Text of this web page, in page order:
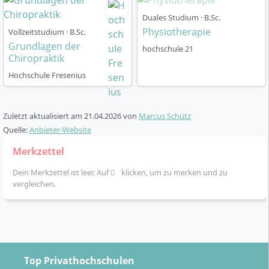
medizinische Terminologie. Den Abschluss bildet die
Bachelorarbeit, in der du ein wissenschaftliches
Thema bearbeitest und öffentlich verteidigst.
Das Studium dauert acht Semester und ist mit 240
organisiert, ist jedoch so gestaltet, dass Berufstätige
durch zusätzliche Wochenendveranstaltungen
teilnehmen können. Der Unterricht findet in Präsenz
Präsenzveranstaltungen vermittelt, sodass du flexibel
Vollzeitstudium · B.Sc.
Grundlagen der
Chiropraktik
Hochschule Fresenius
Duales Studium · B.Sc.
Physiotherapie
hochschule 21
Zuletzt aktualisiert am 21.04.2026von Marcus Schütz
Quelle:Anbieter-Website
Merkzettel
Dein Merkzettel ist leer. Auf
klicken, um zu merken und zu
vergleichen.
Top Privathochschulen